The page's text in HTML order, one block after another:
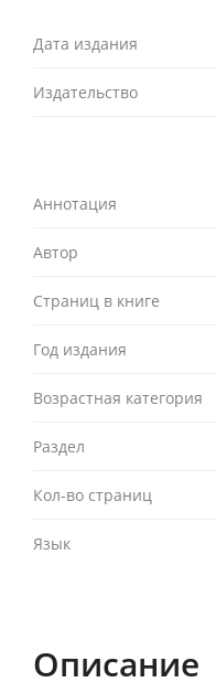
Дата издания
Издательство
Аннотация
Автор
Страниц в книге
Год издания
Возрастная категория
Раздел
Кол-во страниц
Язык
Описание